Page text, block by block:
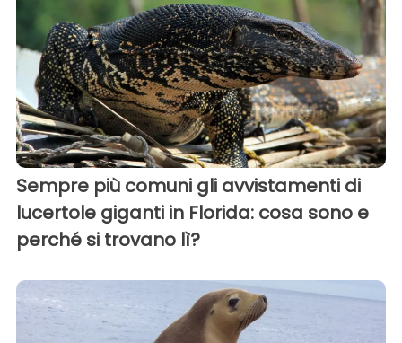
Sempre più comuni gli avvistamenti di
lucertole giganti in Florida: cosa sono e
perché si trovano lì?